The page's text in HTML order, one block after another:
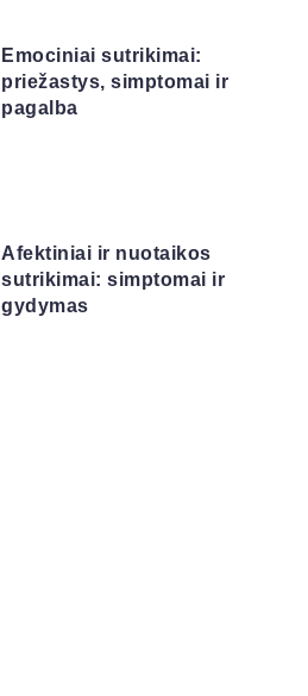
Emociniai sutrikimai:
priežastys, simptomai ir
pagalba
Afektiniai ir nuotaikos
sutrikimai: simptomai ir
gydymas